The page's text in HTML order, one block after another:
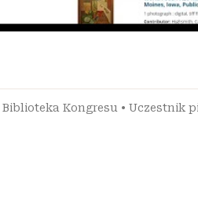
Biblioteka Kongresu • Uczestnik